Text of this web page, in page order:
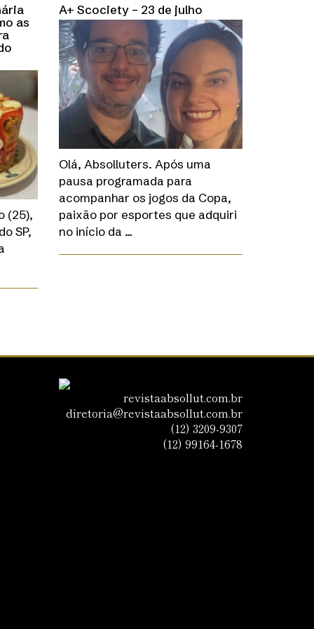
as
(25),
SP,
A+ Scociety – 23 de julho
Olá, Absolluters. Após uma
pausa programada para
acompanhar os jogos da Copa,
paixão por esportes que adquiri
no início da …
revistaabsollut.com.br
diretoria@revistaabsollut.com.br
(12) 3209-9307
(12) 99164-1678